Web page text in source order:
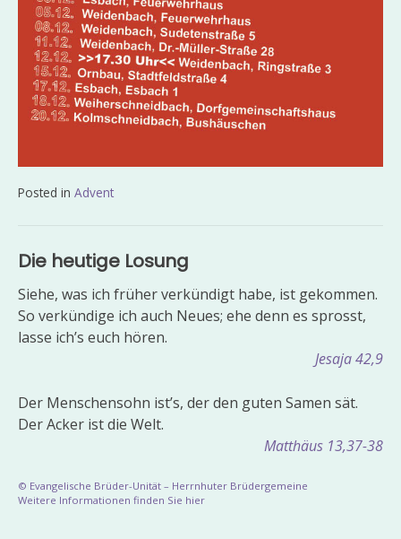
Posted in Advent
Die heutige Losung
Siehe, was ich früher verkündigt habe, ist gekommen.
So verkündige ich auch Neues; ehe denn es sprosst,
lasse ich’s euch hören.
Jesaja 42,9
Der Menschensohn ist’s, der den guten Samen sät.
Der Acker ist die Welt.
Matthäus 13,37-38
© Evangelische Brüder-Unität – Herrnhuter Brüdergemeine
Weitere Informationen finden Sie hier